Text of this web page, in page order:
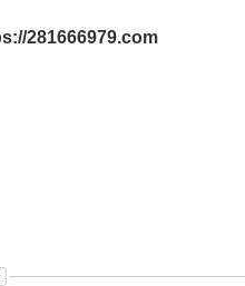
281666979.com